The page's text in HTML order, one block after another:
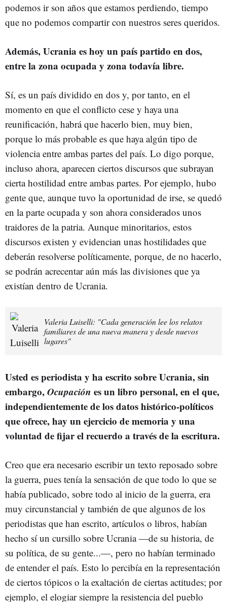
podemos ir son años que estamos perdiendo, tiempo
que no podemos compartir con nuestros seres queridos.
Además, Ucrania es hoy un país partido en dos,
entre la zona ocupada y zona todavía libre.
Sí, es un país dividido en dos y, por tanto, en el
momento en que el conflicto cese y haya una
reunificación, habrá que hacerlo bien, muy bien,
porque lo más probable es que haya algún tipo de
violencia entre ambas partes del país. Lo digo porque,
incluso ahora, aparecen ciertos discursos que subrayan
cierta hostilidad entre ambas partes. Por ejemplo, hubo
gente que, aunque tuvo la oportunidad de irse, se quedó
en la parte ocupada y son ahora considerados unos
traidores de la patria. Aunque minoritarios, estos
discursos existen y evidencian unas hostilidades que
deberán resolverse políticamente, porque, de no hacerlo,
se podrán acrecentar aún más las divisiones que ya
existían dentro de Ucrania.
Valeria Luiselli: "Cada generación lee los relatos
familiares de una nueva manera y desde nuevos
lugares"
Usted es periodista y ha escrito sobre Ucrania, sin
embargo,Ocupación es un libro personal, en el que,
independientemente de los datos histórico-políticos
que ofrece, hay un ejercicio de memoria y una
voluntad de fijar el recuerdo a través de la escritura.
Creo que era necesario escribir un texto reposado sobre
la guerra, pues tenía la sensación de que todo lo que se
había publicado, sobre todo al inicio de la guerra, era
muy circunstancial y también de que algunos de los
periodistas que han escrito, artículos o libros, habían
hecho sí un cursillo sobre Ucrania —de su historia, de
su política, de su gente...—, pero no habían terminado
de entender el país. Esto lo percibía en la representación
de ciertos tópicos o la exaltación de ciertas actitudes; por
ejemplo, el elogiar siempre la resistencia del pueblo